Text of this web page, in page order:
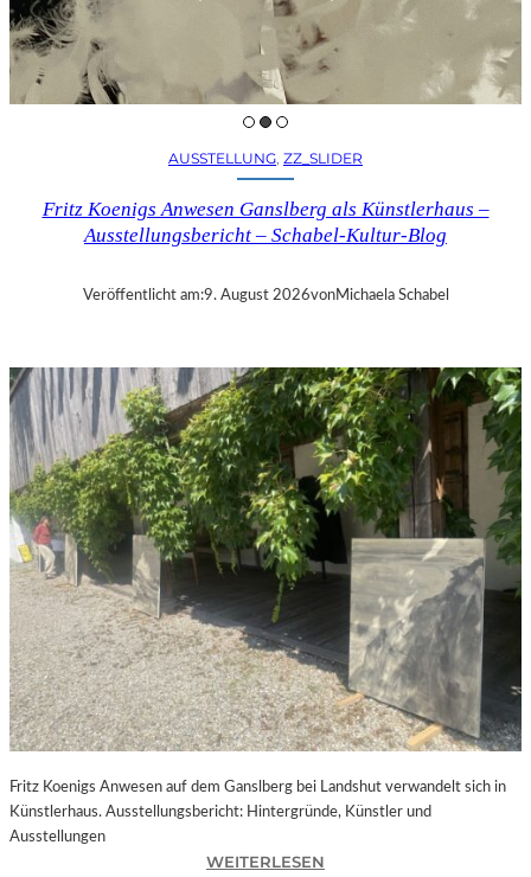
AUSSTELLUNG, ZZ_SLIDER
Fritz Koenigs Anwesen Ganslberg als Künstlerhaus –
Ausstellungsbericht – Schabel-Kultur-Blog
Veröffentlicht am:9. August 2026vonMichaela Schabel
Fritz Koenigs Anwesen auf dem Ganslberg bei Landshut verwandelt sich in
Künstlerhaus. Ausstellungsbericht: Hintergründe, Künstler und
Ausstellungen
WEITERLESEN